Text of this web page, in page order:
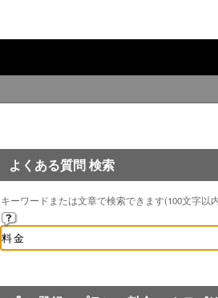
よくある質問 検索
キーワードまたは文章で検索できます(100文字